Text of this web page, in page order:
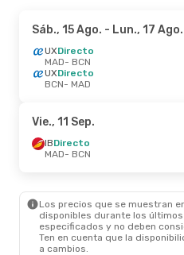
Sáb., 15 Ago. - Lun., 17 Ago.
UXDirecto
MAD- BCN
UXDirecto
BCN- MAD
Vie., 11 Sep.
IBDirecto
MAD- BCN
Los precios que se muestran
disponibles durante los
especificados y no deben
Ten en cuenta que la
a cambios.